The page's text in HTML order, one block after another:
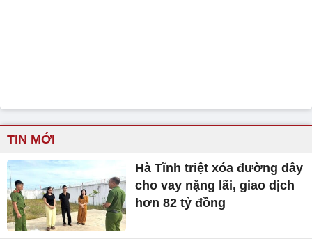
TIN MỚI
Hà Tĩnh triệt xóa đường dây
cho vay nặng lãi, giao dịch
hơn 82 tỷ đồng